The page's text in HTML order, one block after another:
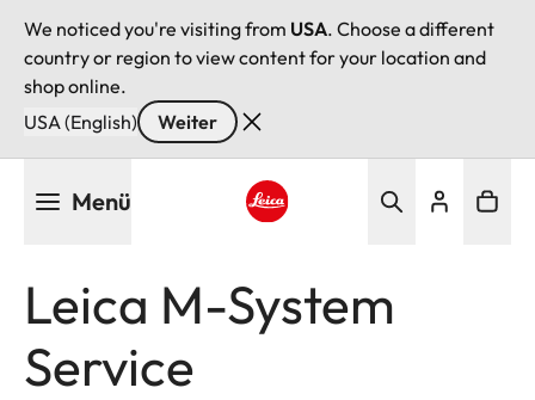
We noticed you're visiting from USA. Choose a different
country or region to view content for your location and
shop online.
USA (English)
Weiter
Menü
Leica M-System
Service